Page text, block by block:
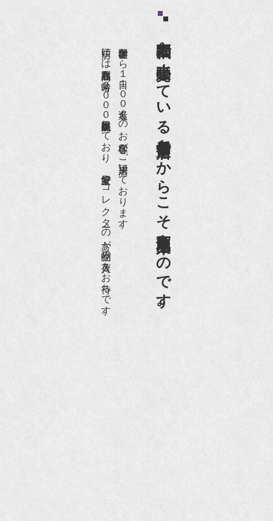
京都祇園で小売販売している
老舗骨董店だからこそ高価買取出来るのです。
世界各国から１日１００名近くのお客様がご来店頂いております。
店頭には買取商品を常時２０００点以上展示販売しており、
愛好家やコレクターの方が品物の入荷をお待ちです。